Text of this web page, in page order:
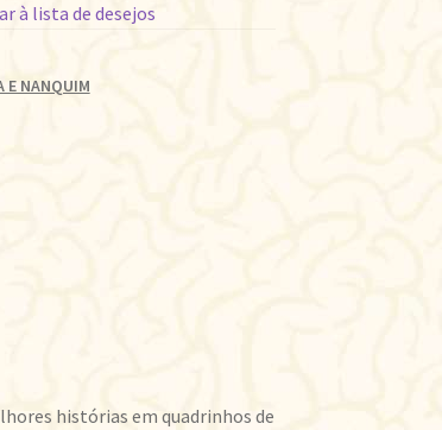
à lista de desejos
E NANQUIM
histórias em quadrinhos de